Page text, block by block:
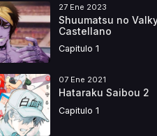
27 Ene 2023
Shuumatsu no
Castellano
Capitulo 1
07 Ene 2021
Hataraku Saibou 2
Capitulo 1